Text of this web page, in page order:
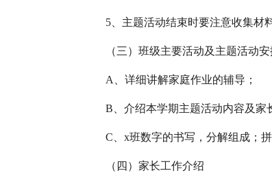
5、主题活动结束时要注意收集材
（三）班级主要活动及主题活动安
A、详细讲解家庭作业的辅导；
B、介绍本学期主题活动内容及家
C、x班数字的书写，分解组成；
（四）家长工作介绍